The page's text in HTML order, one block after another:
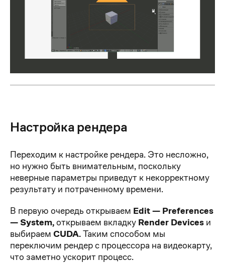
Настройка рендера
Переходим к настройке рендера. Это несложно,
но нужно быть внимательным, поскольку
неверные параметры приведут к некорректному
результату и потраченному времени.
В первую очередь открываем Edit — Preferences
— System,открываем вкладку Render Devices и
выбираем CUDA.Таким способом мы
переключим рендер с процессора на видеокарту,
что заметно ускорит процесс.